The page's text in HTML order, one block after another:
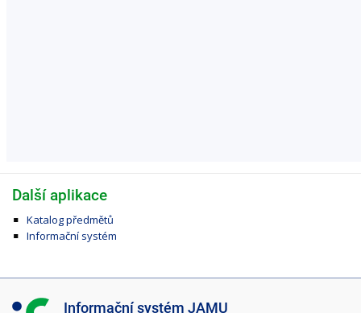
Další aplikace
Katalog předmětů
Informační systém
I Informační systém JAMU